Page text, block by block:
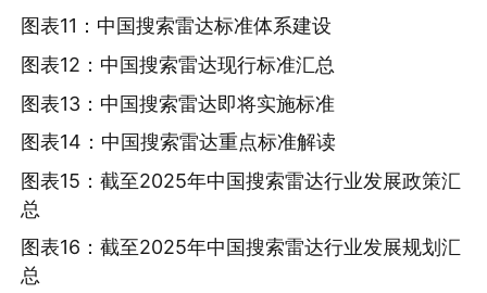
图表11：中国搜索雷达标准体系建设
图表12：中国搜索雷达现行标准汇总
图表13：中国搜索雷达即将实施标准
图表14：中国搜索雷达重点标准解读
图表15：截至2025年中国搜索雷达行业发展政策汇
总
图表16：截至2025年中国搜索雷达行业发展规划汇
总